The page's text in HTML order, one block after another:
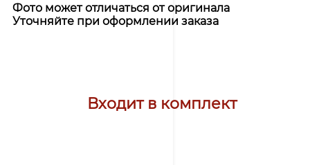
Фото может отличаться от оригинала
Уточняйте при оформлении заказа
Входит в комплект